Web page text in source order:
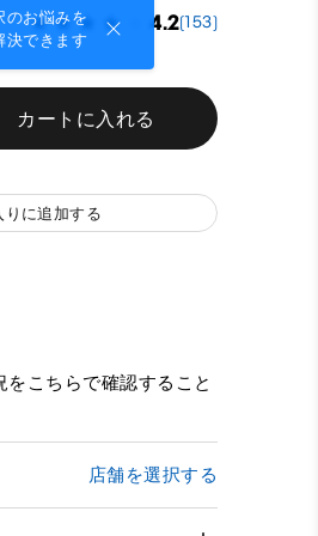
のお悩みを
決できます
4.2(153)
カートに入れる
りに追加する
こちらで確認すること
店舗を選択する